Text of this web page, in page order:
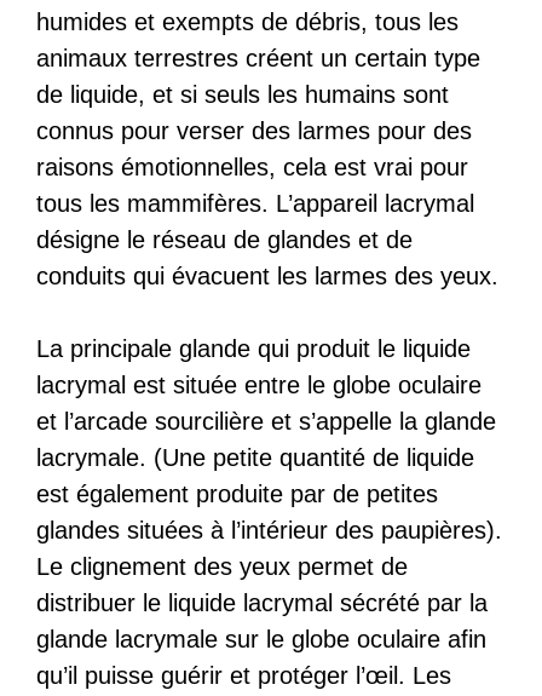
humides et exempts de débris, tous les
animaux terrestres créent un certain type
de liquide, et si seuls les humains sont
connus pour verser des larmes pour des
raisons émotionnelles, cela est vrai pour
tous les mammifères. L’appareil lacrymal
désigne le réseau de glandes et de
conduits qui évacuent les larmes des yeux.
La principale glande qui produit le liquide
lacrymal est située entre le globe oculaire
et l’arcade sourcilière et s’appelle la glande
lacrymale. (Une petite quantité de liquide
est également produite par de petites
glandes situées à l’intérieur des paupières).
Le clignement des yeux permet de
distribuer le liquide lacrymal sécrété par la
glande lacrymale sur le globe oculaire afin
qu’il puisse guérir et protéger l’œil. Les